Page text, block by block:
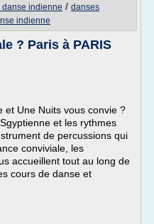
danse indienne / danses
indienne
? Paris à PARIS
et Une Nuits vous convie ?
et les rythmes
de percussions qui
conviviale, les
accueillent tout au long de
cours de danse et